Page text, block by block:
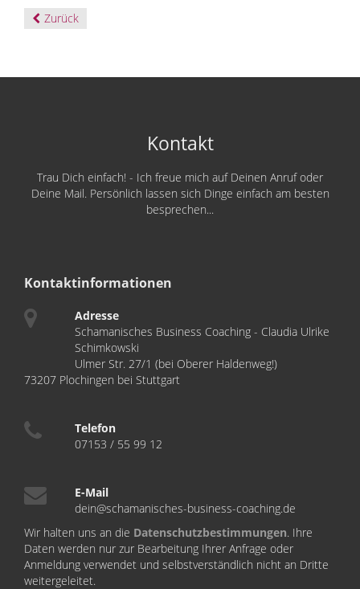
Zurück
Kontakt
Trau Dich einfach! - Ich freue mich auf Deinen Anruf oder
Deine Mail. Persönlich lassen sich Dinge einfach am besten
besprechen...
Kontaktinformationen
Adresse
Schamanisches Business Coaching - Claudia Ulrike
Schimkowski
Ulmer Str. 27/1 (bei Oberer Haldenweg!)
73207 Plochingen bei Stuttgart
Telefon
07153 / 55 99 12
E-Mail
dein@schamanisches-business-coaching.de
Wir halten uns an die Datenschutzbestimmungen. Ihre
Daten werden nur zur Bearbeitung Ihrer Anfrage oder
Anmeldung verwendet und selbstverständlich nicht an Dritte
weitergeleitet.